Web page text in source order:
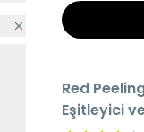
AYNI GÜN
Red
Eşitleyici